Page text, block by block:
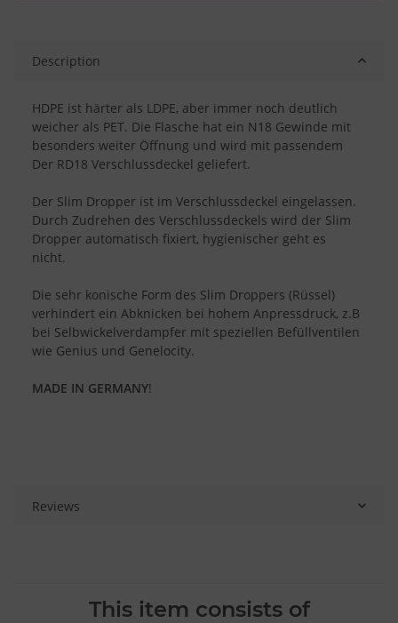
Description
HDPE ist härter als LDPE, aber immer noch deutlich
weicher als PET. Die Flasche hat ein N18 Gewinde mit
besonders weiter Öffnung und wird mit passendem
Der RD18 Verschlussdeckel geliefert.
Der Slim Dropper ist im Verschlussdeckel eingelassen.
Durch Zudrehen des Verschlussdeckels wird der Slim
Dropper automatisch fixiert, hygienischer geht es
nicht.
Die sehr konische Form des Slim Droppers (Rüssel)
verhindert ein Abknicken bei hohem Anpressdruck, z.B
bei Selbwickelverdampfer mit speziellen Befüllventilen
wie Genius und Genelocity.
MADE IN GERMANY!
Reviews
This item consists of